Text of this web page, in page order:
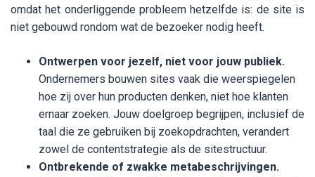
omdat het onderliggende probleem hetzelfde is: de site is
niet gebouwd rondom wat de bezoeker nodig heeft.
Ontwerpen voor jezelf, niet voor jouw publiek.
Ondernemers bouwen sites vaak die weerspiegelen
hoe zij over hun producten denken, niet hoe klanten
ernaar zoeken. Jouw doelgroep begrijpen, inclusief de
taal die ze gebruiken bij zoekopdrachten, verandert
zowel de contentstrategie als de sitestructuur.
Ontbrekende of zwakke metabeschrijvingen.